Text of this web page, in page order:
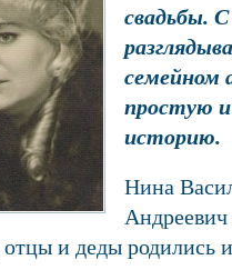
свадьбы.
семейном
простую
историю.
Нина
и деды родились